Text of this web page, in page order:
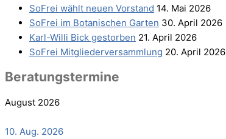
SoFrei wählt neu­en Vorstand 14. Mai 2026
SoFrei im Bota­ni­schen Garten 30. April 2026
Karl-Wil­li Bick gestorben 21. April 2026
SoFrei Mit­glie­der­ver­samm­lung 20. April 2026
Bera­tungs­ter­mi­ne
August 2026
10. Aug. 2026